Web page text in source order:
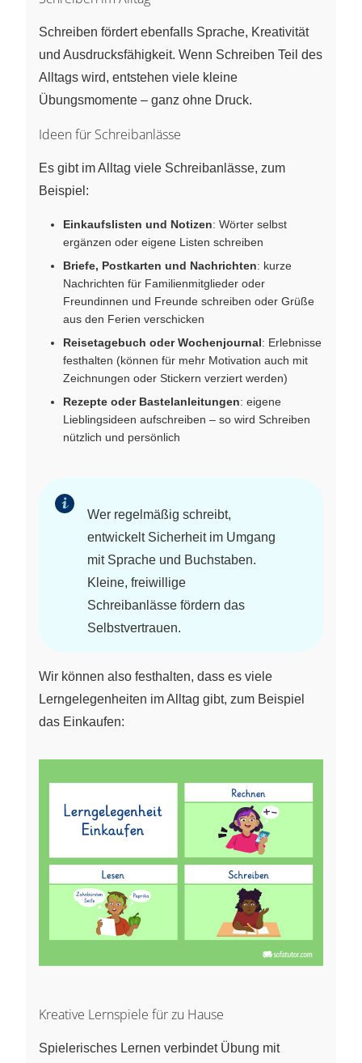
Schreiben fördert ebenfalls Sprache, Kreativität
und Ausdrucksfähigkeit. Wenn Schreiben Teil des
Alltags wird, entstehen viele kleine
Übungsmomente – ganz ohne Druck.
Ideen für Schreibanlässe
Es gibt im Alltag viele Schreibanlässe, zum
Beispiel:
Einkaufslisten und Notizen: Wörter selbst
ergänzen oder eigene Listen schreiben
Briefe, Postkarten und Nachrichten: kurze
Nachrichten für Familienmitglieder oder
Freundinnen und Freunde schreiben oder Grüße
aus den Ferien verschicken
Reisetagebuch oder Wochenjournal: Erlebnisse
festhalten (können für mehr Motivation auch mit
Zeichnungen oder Stickern verziert werden)
Rezepte oder Bastelanleitungen: eigene
Lieblingsideen aufschreiben – so wird Schreiben
nützlich und persönlich
Wer regelmäßig schreibt,
entwickelt Sicherheit im Umgang
mit Sprache und Buchstaben.
Kleine, freiwillige
Schreibanlässe fördern das
Selbstvertrauen.
Wir können also festhalten, dass es viele
Lerngelegenheiten im Alltag gibt, zum Beispiel
das Einkaufen:
Kreative Lernspiele für zu Hause
Spielerisches Lernen verbindet Übung mit